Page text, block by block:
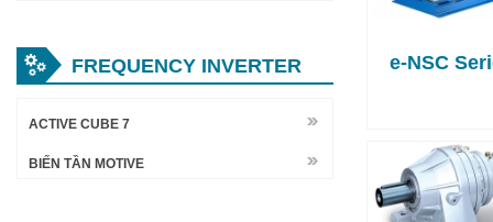
FREQUENCY INVERTER
ACTIVE CUBE 7
BIẾN TẦN MOTIVE
e-NSC